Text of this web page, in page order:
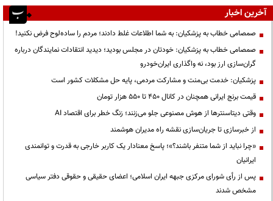
آخرین اخبار
صمصامی خطاب به پزشکیان: به شما اطلاعات غلط دادند؛ مردم را ساده‌لوح فرض نکنید!
صمصامی خطاب به پزشکیان: خودتان در مجلس بودید؛ دیدید انتقادات نمایندگان درباره
گران‌سازی ارز بود، نه واگذاری ایران‌خودرو
پزشکیان: خدمت بی‌منت و مشارکت مردمی، پایه حل مشکلات کشور است
قیمت‌ برنج ایرانی همچنان در کانال ۴۵۰ تا ۵۵۰ هزار تومان
وقتی دیتاسنترها از هوش مصنوعی جلو می‌زنند؛ زنگ خطر برای اقتصاد AI
از خبرسازی تا جریان‌سازی نقشه راه مدیران هوشمند
«چرا نباید از شما متنفر باشند؟»؛ پاسخ معنادار یک کاربر خارجی به قدرت و توانمندی
ایرانیان
پس از رأی شورای مرکزی جبهه ایران اسلامی؛ اعضای حقیقی و حقوقی دفتر سیاسی
مشخص شدند